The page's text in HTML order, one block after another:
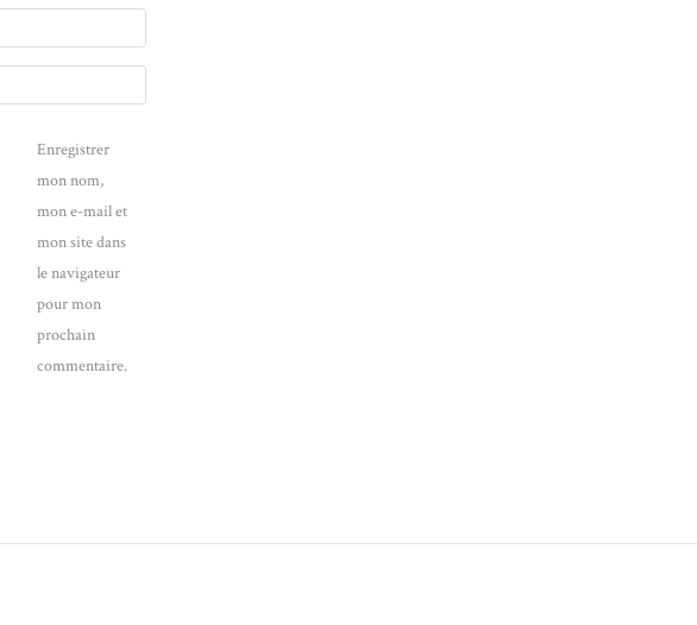
Enregistrer
mon nom,
mon e-mail et
mon site dans
le navigateur
pour mon
prochain
commentaire.